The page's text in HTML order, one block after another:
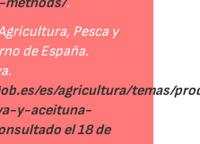
Pesca y
de España.
es/agricultura/temas/
y-aceituna-
el 18 de